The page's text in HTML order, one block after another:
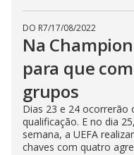
DO R7/17/08/2022
Na
para que
grupos
Dias 23 e 24 ocorrerão
qualificação. E no dia
semana, a UEFA
chaves com quatro